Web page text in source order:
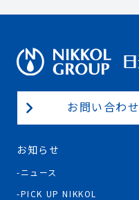
お問い合わせ
お知らせ
ニュース
PICK UP NIKKOL